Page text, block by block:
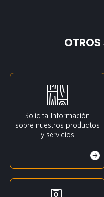
OTROS
Solicita Información
sobre nuestros productos
y servicios